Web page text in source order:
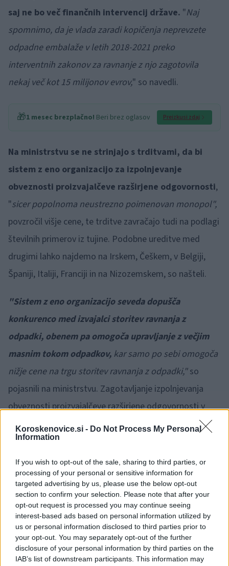
Koroskenovice.si - Do Not Process My Personal
Information
If you wish to opt-out of the sale, sharing to third parties, or
processing of your personal or sensitive information for
targeted advertising by us, please use the below opt-out
section to confirm your selection. Please note that after your
opt-out request is processed you may continue seeing
interest-based ads based on personal information utilized by
us or personal information disclosed to third parties prior to
your opt-out. You may separately opt-out of the further
disclosure of your personal information by third parties on the
IAB’s list of downstream participants. This information may
saj ne bo več finančnih intervencij države. "Naj
spomnimo, da je vlada zaradi kopičenja neprevzete
odpadne embalaže v letih 2018-2021 preko
interventnih zakonov za ravnanje z njo zagotovila
nekaj več kot 15 milijonov evrov," so navedli.
🎁1 mesec brezplačno! Beri brez oglasov Preizkusi zdaj
Na ministrstvu se ne strinjajo s trditvami, da bi
sistem z eno organizacijo za izpolnjevanje
obveznosti proizvajalčeve razširjene odgovornosti,
"sicer popolnoma neustrezno poimenovan monopol",
povzročil višje cene, te trditve zavračajo tudi na podlagi
številnih primerov iz tujine. Podobne ureditve med
drugimi lahko najdemo na Irskem, Češkem, v Belgiji,
Španiji, Italiji, Franciji in na Nizozemskem, so našteli.
"Sistem z eno organizacijo seveda dopušča
konkurenco med izvajalci storitev ravnanja z
odpadki, obenem pa omogoča upravljanje z večjim
masnim tokom odpadkov, kar samo po sebi omogoča
nižje cene na trgu storitev ravnanja z odpadki,"so
pojasnili na ministrstvu. Zagotavljanje izpolnjevanja
obveznosti proizvajalčeve razširjene odgovornosti v
imenu proizvajalcev z eno organizacijo, v skladu z
strogimi okoljevarstvenimi zahtevami ter jasnimi
odgovornostmi, se je v številnih državah izkazal kot
najboljša rešitev, so zatrdili.
Organizacija, ki bo nosilec skupnega izpolnjevanja
obveznosti proizvajalčeve razširjene odgovornosti, bi
morala v skladu s predlogom zakona to dejavnost
opravljati nepridobitno in ne bi smela opravljati nobene